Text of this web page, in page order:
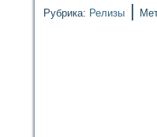
Рубрика: Релизы |